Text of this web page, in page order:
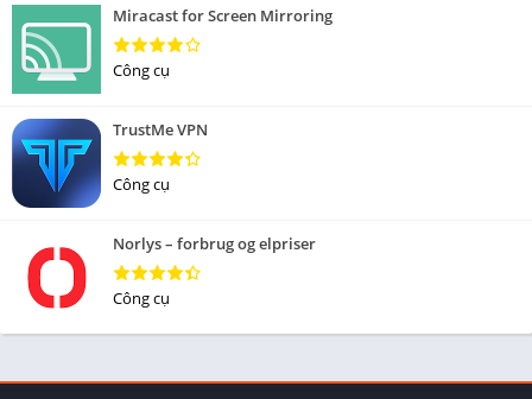
Miracast for Screen Mirroring
Công cụ
TrustMe VPN
Công cụ
Norlys – forbrug og elpriser
Công cụ